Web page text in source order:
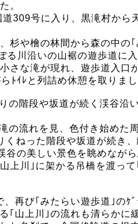
。
309号に入り、黒滝村から
杉や檜の林間から森の中の｢
川沿いの山裾の遊歩道に
さな滝が現れ、遊歩道入口
ﾄｲﾚと列詰め休憩を取りまし
の階段や坂道が続く渓谷沿
の流れを見、色付き始めた
ねった階段や坂道が続き、
の美しい景色を眺めなが
上川｣に架かる吊橋を渡って
再び｢みたらい遊歩道｣のｹ
｢山上川｣の流れも清らかに